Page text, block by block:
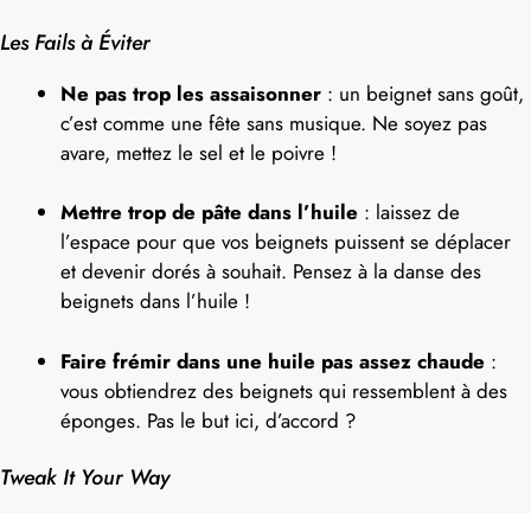
Les Fails à Éviter
Ne pas trop les assaisonner : un beignet sans goût,
c’est comme une fête sans musique. Ne soyez pas
avare, mettez le sel et le poivre !
Mettre trop de pâte dans l’huile : laissez de
l’espace pour que vos beignets puissent se déplacer
et devenir dorés à souhait. Pensez à la danse des
beignets dans l’huile !
Faire frémir dans une huile pas assez chaude :
vous obtiendrez des beignets qui ressemblent à des
éponges. Pas le but ici, d’accord ?
Tweak It Your Way